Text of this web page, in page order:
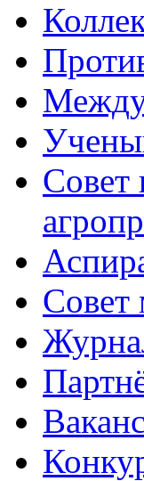
Совет
Совет